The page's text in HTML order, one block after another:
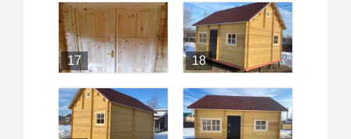
17 18